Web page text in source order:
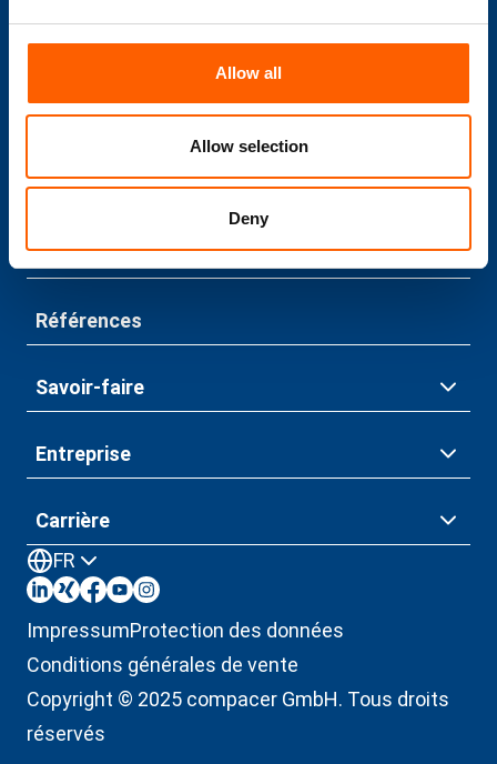
Allow all
Allow selection
Deny
Stratégie de données
Retrofit numérique
Automatisation des processus
Références
Savoir-faire
Entreprise
Carrière
FR
ImpressumProtection des données
Conditions générales de vente
Copyright © 2025 compacer GmbH. Tous droits
réservés